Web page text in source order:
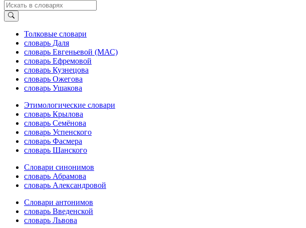
Толковые словари
словарь Даля
словарь Евгеньевой (МАС)
словарь Ефремовой
словарь Кузнецова
словарь Ожегова
словарь Ушакова
Этимологические словари
словарь Крылова
словарь Семёнова
словарь Успенского
словарь Фасмера
словарь Шанского
Словари синонимов
словарь Абрамова
словарь Александровой
Словари антонимов
словарь Введенской
словарь Львова